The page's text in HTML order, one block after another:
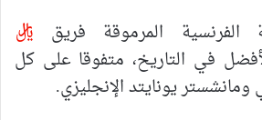
الفرنسية المرموقة فريق ريال
في التاريخ، متفوقا على كل
ومانشستر يونايتد الإنجليزي.